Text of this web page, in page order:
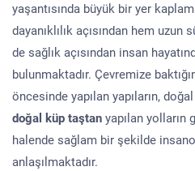
yaşantısında büyük bir yer
dayanıklılık açısından hem uzun
de sağlık açısından insan
bulunmaktadır. Çevremize
öncesinde yapılan yapıların,
doğal küp taştan yapılan yolların
halende sağlam bir şekilde
anlaşılmaktadır.